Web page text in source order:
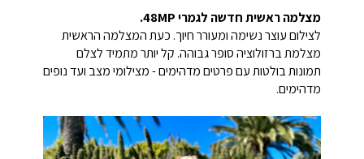
מצלמה ראשית חדשה לגמרי 48MP.
לצילום עוצר נשימה ומעורר חיוך. כעת המצלמה הראשית
מצלמת ברזולוציה סופר גבוהה. קל יותר מתמיד לצלם
תמונות בולטות עם פרטים מדהימים - מצילומי מצב ועד נופים
מדהימים.